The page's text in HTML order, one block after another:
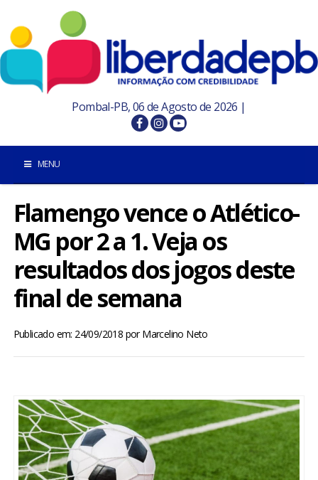
Pombal-PB, 06 de Agosto de 2026 |
MENU
INÍCIO
POMBAL E REGIÃO
ESPORTES
ENTRETENIMENTO
Flamengo vence o Atlético-
MG por 2 a 1. Veja os
resultados dos jogos deste
final de semana
Publicado em: 24/09/2018 porMarcelino Neto